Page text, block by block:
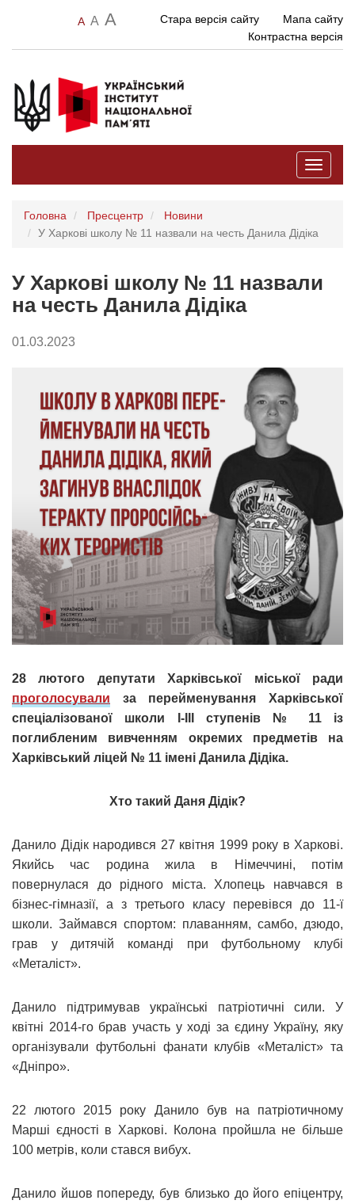
A A A Стара версія сайту
Мапа сайту
Контрастна версія
Toggle
Головна Пресцентр
Новини
У Харкові школу № 11 назвали на честь Данила Дідіка
У Харкові школу № 11 назвали
на честь Данила Дідіка
01.03.2023
28 лютого депутати Харківської міської ради
проголосували за перейменування Харківської
спеціалізованої школи I-III ступенів № 11 із
поглибленим вивченням окремих предметів на
Харківський ліцей № 11 імені Данила Дідіка.
Хто такий Даня Дідік?
Данило Дідік народився 27 квітня 1999 року в Харкові.
Якийсь час родина жила в Німеччині, потім
повернулася до рідного міста. Хлопець навчався в
бізнес-гімназії, а з третього класу перевівся до 11-ї
школи. Займався спортом: плаванням, самбо, дзюдо,
грав у дитячій команді при футбольному клубі
«Металіст».
Данило підтримував українські патріотичні сили. У
квітні 2014-го брав участь у ході за єдину Україну, яку
організували футбольні фанати клубів «Металіст» та
«Дніпро».
22 лютого 2015 року Данило був на патріотичному
Марші єдності в Харкові. Колона пройшла не більше
100 метрів, коли стався вибух.
Данило йшов попереду, був близько до його епіцентру,